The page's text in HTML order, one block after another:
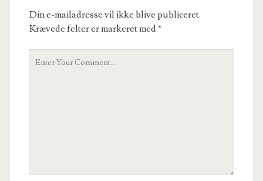
Din e-mailadresse vil ikke blive publiceret.
Krævede felter er markeret med*
Your